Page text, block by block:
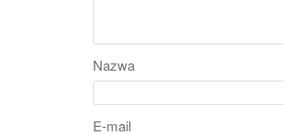
Nazwa
E-mail